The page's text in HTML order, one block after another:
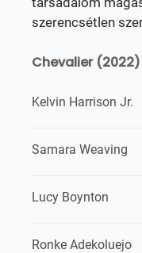
szerencsétlen
Chevalier
Kelvin Harrison Jr.
Samara Weaving
Lucy Boynton
Ronke Adekoluejo